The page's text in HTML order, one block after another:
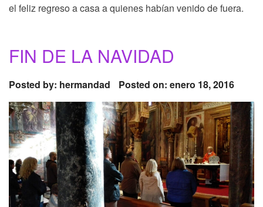
el feliz regreso a casa a quienes habían venido de fuera.
FIN DE LA NAVIDAD
Posted by: hermandad Posted on: enero 18, 2016